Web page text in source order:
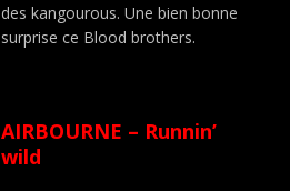
des kangourous. Une bien bonne
surprise ce Blood brothers.
AIRBOURNE – Runnin’
wild